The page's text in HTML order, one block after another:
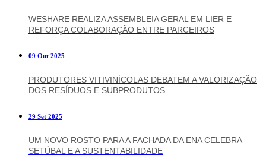
WESHARE REALIZA ASSEMBLEIA GERAL EM LIER E
REFORÇA COLABORAÇÃO ENTRE PARCEIROS
09 Out 2025
PRODUTORES VITIVINÍCOLAS DEBATEM A VALORIZAÇÃO
DOS RESÍDUOS E SUBPRODUTOS
29 Set 2025
UM NOVO ROSTO PARA A FACHADA DA ENA CELEBRA
SETÚBAL E A SUSTENTABILIDADE